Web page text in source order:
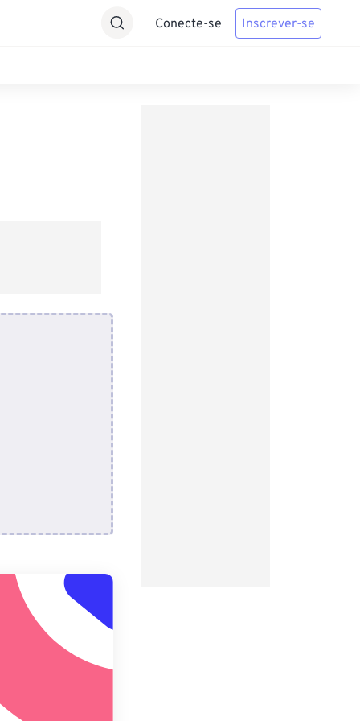
Conecte-se Inscrever-se